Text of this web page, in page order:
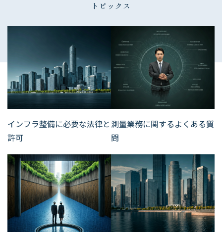
トピックス​​​​​​​
インフラ整備に必要な法律と
許可
測量業務に関するよくある質
問